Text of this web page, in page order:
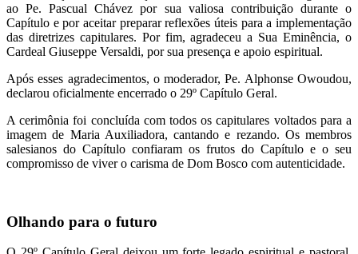
ao Pe. Pascual Chávez por sua valiosa contribuição durante o
Capítulo e por aceitar preparar reflexões úteis para a implementação
das diretrizes capitulares. Por fim, agradeceu a Sua Eminência, o
Cardeal Giuseppe Versaldi, por sua presença e apoio espiritual.
Após esses agradecimentos, o moderador, Pe. Alphonse Owoudou,
declarou oficialmente encerrado o 29º Capítulo Geral.
A cerimônia foi concluída com todos os capitulares voltados para a
imagem de Maria Auxiliadora, cantando e rezando. Os membros
salesianos do Capítulo confiaram os frutos do Capítulo e o seu
compromisso de viver o carisma de Dom Bosco com autenticidade.
Olhando para o futuro